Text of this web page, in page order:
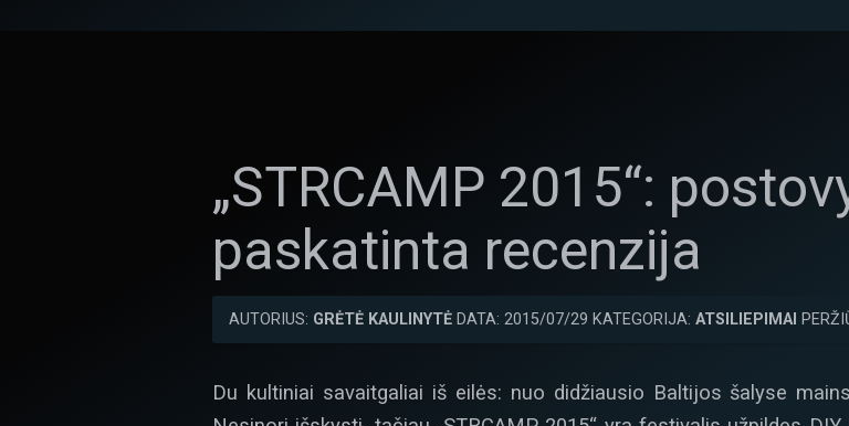
„STRCAMP 2015“:
paskatinta recenzija
AUTORIUS: GRĖTĖ KAULINYTĖ DATA: 2015/07/29 KATEGORIJA: ATSILIEPIMAI
Du kultiniai savaitgaliai iš eilės: nuo didžiausio Baltijos šalyse